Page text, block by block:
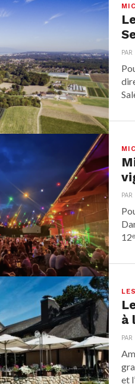
PAR
PAR
à
PAR
et